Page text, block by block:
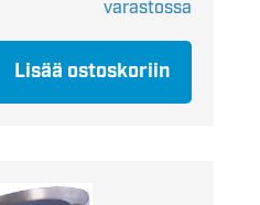
varastossa
Lisää ostoskoriin